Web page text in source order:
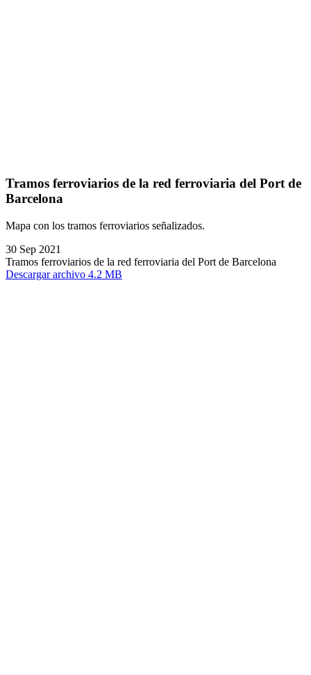
Tramos ferroviarios de la red ferroviaria del Port de
Barcelona
Mapa con los tramos ferroviarios señalizados.
30 Sep 2021
Tramos ferroviarios de la red ferroviaria del Port de Barcelona
Descargar archivo 4.2 MB